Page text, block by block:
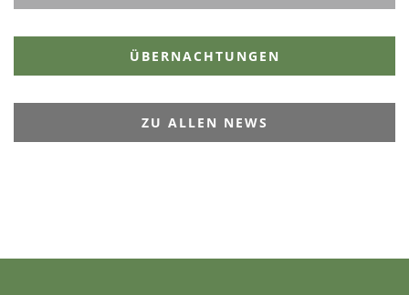
ÜBERNACHTUNGEN
ZU ALLEN NEWS